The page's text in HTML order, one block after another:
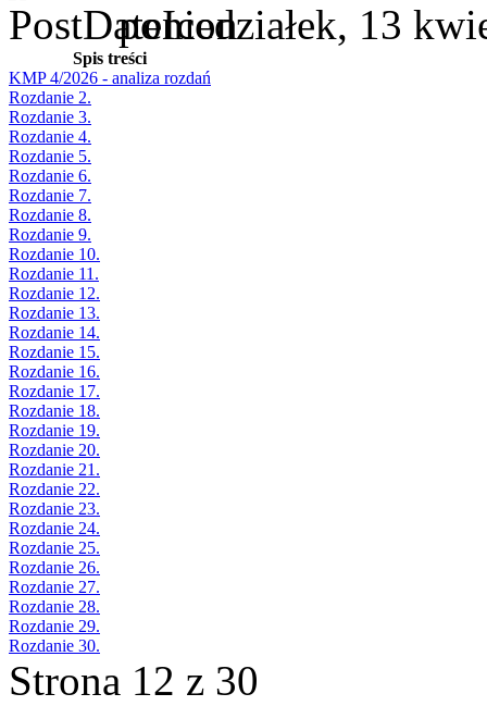
poniedziałek, 13
Spis treści
KMP 4/2026 - analiza rozdań
Rozdanie 2.
Rozdanie 3.
Rozdanie 4.
Rozdanie 5.
Rozdanie 6.
Rozdanie 7.
Rozdanie 8.
Rozdanie 9.
Rozdanie 10.
Rozdanie 11.
Rozdanie 12.
Rozdanie 13.
Rozdanie 14.
Rozdanie 15.
Rozdanie 16.
Rozdanie 17.
Rozdanie 18.
Rozdanie 19.
Rozdanie 20.
Rozdanie 21.
Rozdanie 22.
Rozdanie 23.
Rozdanie 24.
Rozdanie 25.
Rozdanie 26.
Rozdanie 27.
Rozdanie 28.
Rozdanie 29.
Rozdanie 30.
Strona 12 z 30